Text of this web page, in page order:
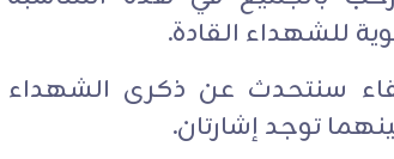
للشهداء القادة.‏
سنتحدث عن ذكرى الشهداء
توجد إشارتان.